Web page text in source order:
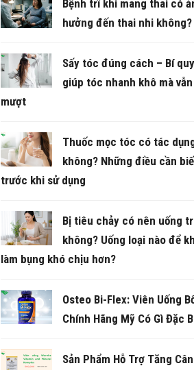
Bệnh trĩ khi mang thai có
hưởng đến thai nhi không?
Sấy tóc đúng cách – Bí
giúp tóc nhanh khô mà
mượt
Thuốc mọc tóc có tác
không? Những điều cần
trước khi sử dụng
Bị tiêu chảy có nên uống
không? Uống loại nào để
làm bụng khó chịu hơn?
Osteo Bi-Flex: Viên Uống
Chính Hãng Mỹ Có Gì Đặc
Sản Phẩm Hỗ Trợ Tăng